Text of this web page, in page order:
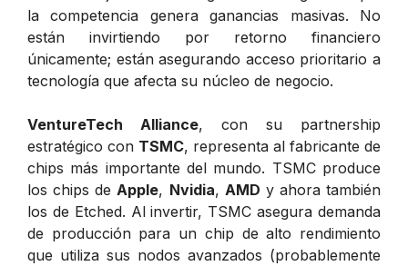
la competencia genera ganancias masivas. No
están invirtiendo por retorno financiero
únicamente; están asegurando acceso prioritario a
tecnología que afecta su núcleo de negocio.
VentureTech Alliance, con su partnership
estratégico con TSMC, representa al fabricante de
chips más importante del mundo. TSMC produce
los chips deApple, Nvidia, AMD y ahora también
los de Etched. Al invertir, TSMC asegura demanda
de producción para un chip de alto rendimiento
que utiliza sus nodos avanzados (probablemente